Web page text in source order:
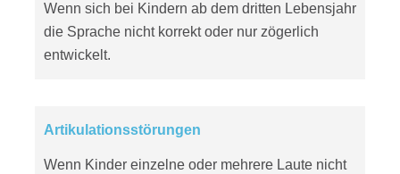
Wenn sich bei Kindern ab dem dritten Lebensjahr
die Sprache nicht korrekt oder nur zögerlich
entwickelt.
Artikulationsstörungen
Wenn Kinder einzelne oder mehrere Laute nicht